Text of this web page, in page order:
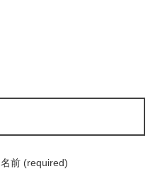
名前 (required)